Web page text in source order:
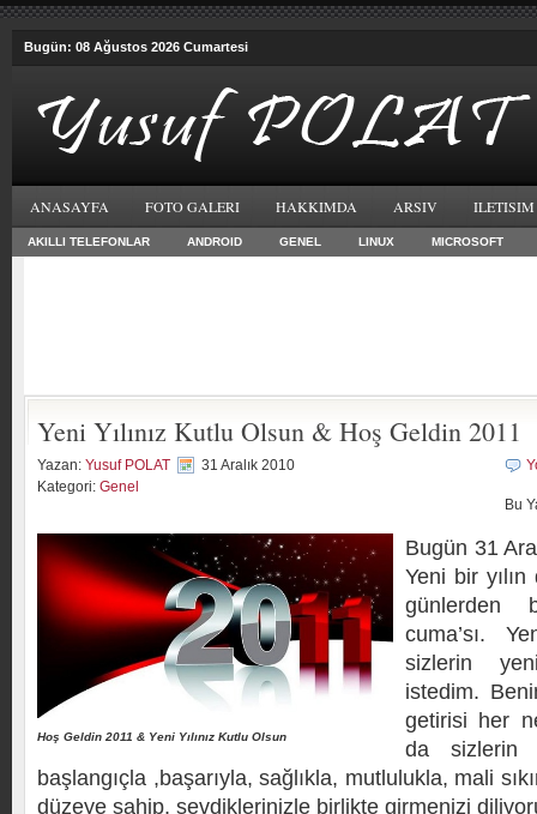
Bugün: 08 Ağustos 2026 Cumartesi
ANASAYFA FOTO GALERI HAKKIMDA ARSIV ILETISIM
AKILLI TELEFONLAR ANDROID GENEL LINUX MICROSOFT
Yeni Yılınız Kutlu Olsun & Hoş Geldin 2011
Yazan: Yusuf POLAT
31 Aralık 2010
Kategori: Genel
Bu
Hoş Geldin 2011 & Yeni Yılınız Kutlu Olsun
Bugün 31
Yeni bir yılın
günlerden
cuma’sı.
sizlerin
istedim.
getirisi her
da sizlerin
başlangıçla ,başarıyla, sağlıkla, mutlulukla, mali
düzeye sahip, sevdiklerinizle birlikte girmenizi